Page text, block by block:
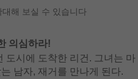
대해 보실 수 있습니다
의심하라!
도시에 도착한 리건. 그녀는 마
남자, 재거를 만나게 된다.